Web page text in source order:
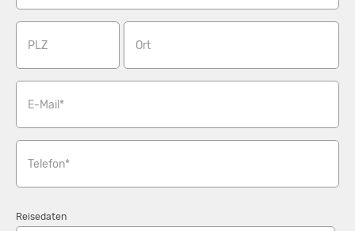
PLZ Ort
E-Mail*
Telefon*
Reisedaten